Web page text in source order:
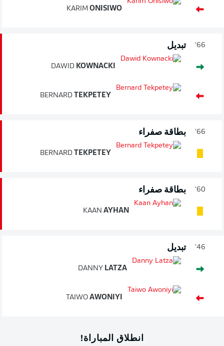
KARIM ONISIWO
66' تبديل
DAWID KOWNACKI
BERNARD TEKPETEY
66' بطاقة صفراء
BERNARD TEKPETEY
60' بطاقة صفراء
KAAN AYHAN
46' تبديل
DANNY LATZA
TAIWO AWONIYI
انطلاق المباراة!